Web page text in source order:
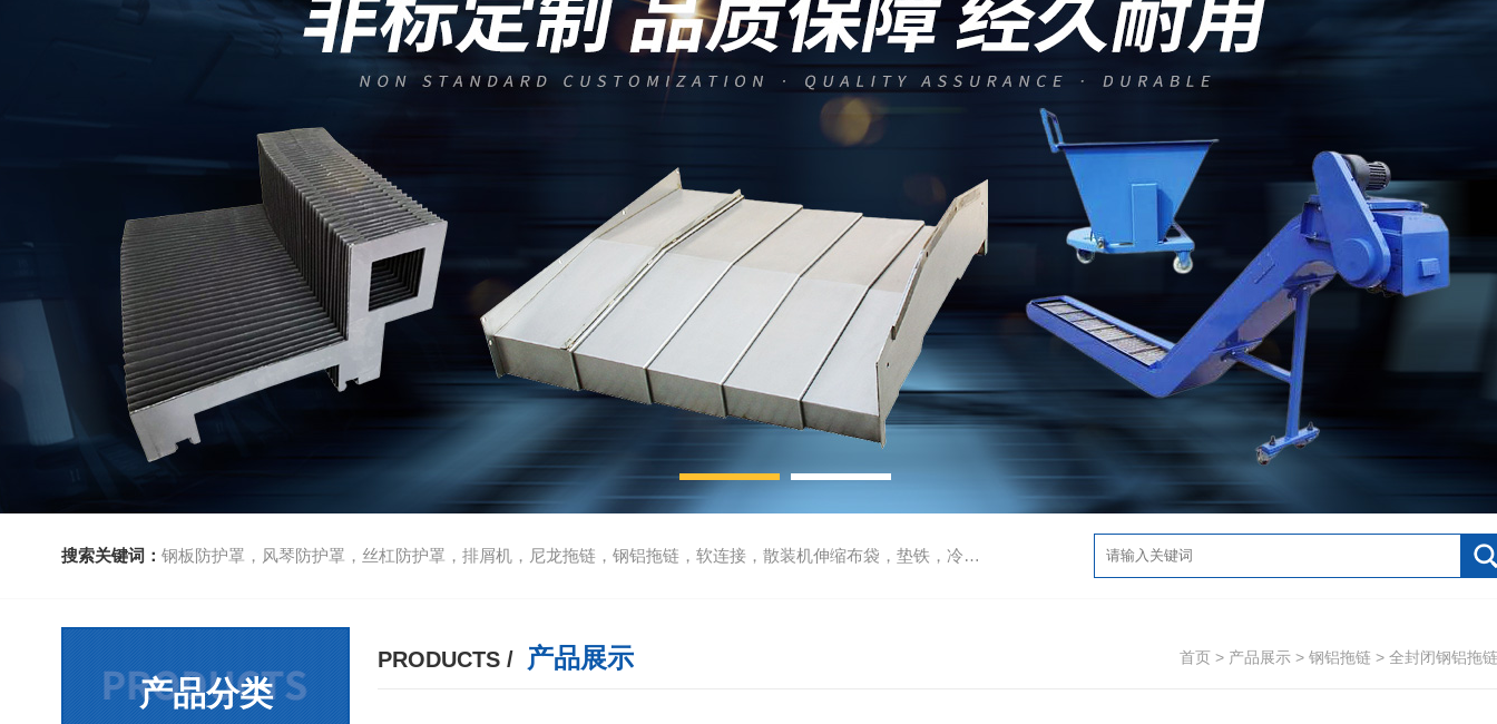
搜索关键词： 钢板防护罩，风琴防护罩，丝杠防护罩，排屑机，尼龙拖链，钢铝拖链，软连接，散装机伸缩布袋，垫铁，冷却管，刮屑板
产品分类
PRODUCTS / 产品展示 首页 > 产品展示 > 钢铝拖链 > 全封闭钢铝拖链